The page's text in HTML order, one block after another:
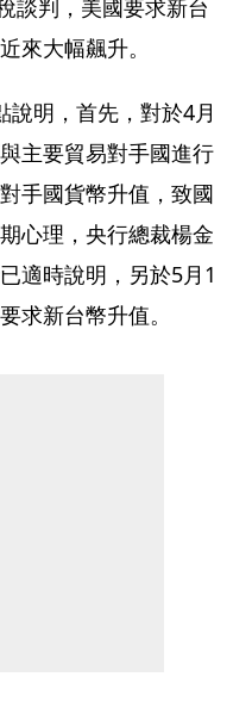
談判，美國要求新台
來大幅飆升。
明，首先，對於4月
主要貿易對手國進行
手國貨幣升值，致國
心理，央行總裁楊金
適時說明，另於5月1
求新台幣升值。